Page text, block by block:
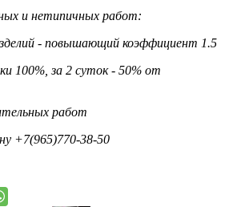
и нетипичных работ:
- повышающий коэффициент 1.5
100%, за 2 суток - 50% от
работ
+7(965)770-38-50